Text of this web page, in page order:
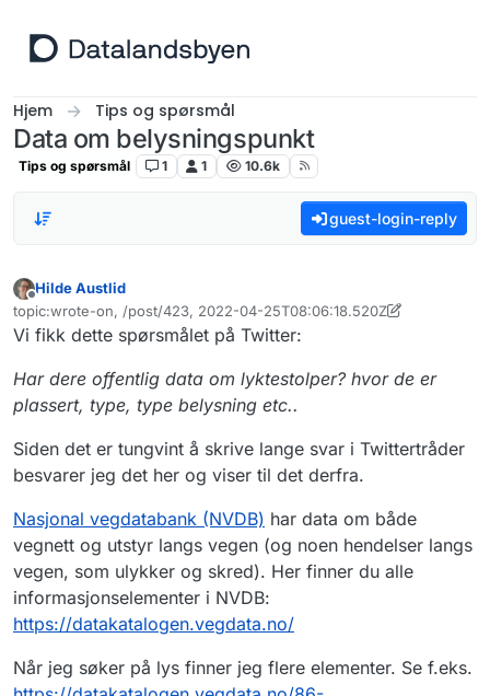
Hjem Tips og spørsmål
Data om belysningspunkt
Tips og spørsmål 1 1 10.6k
guest-login-reply
Frakoblet
Hilde Austlid
topic:wrote-on, /post/423, 2022-04-25T08:06:18.520Z
Sist endret av Hilde Austlid
Vi fikk dette spørsmålet på Twitter:
Har dere offentlig data om lyktestolper? hvor de er
plassert, type, type belysning etc..
Siden det er tungvint å skrive lange svar i Twittertråder
besvarer jeg det her og viser til det derfra.
Nasjonal vegdatabank (NVDB) har data om både
vegnett og utstyr langs vegen (og noen hendelser langs
vegen, som ulykker og skred). Her finner du alle
informasjonselementer i NVDB:
https://datakatalogen.vegdata.no/
Når jeg søker på lys finner jeg flere elementer. Se f.eks.